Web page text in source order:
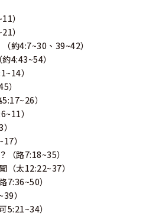
）
）
約4:7~30、39~42）
4:43~54）
）
）
）
）
）
（路7:18~35）
（太12:22~37）
7:36~50）
）
5:21~34）